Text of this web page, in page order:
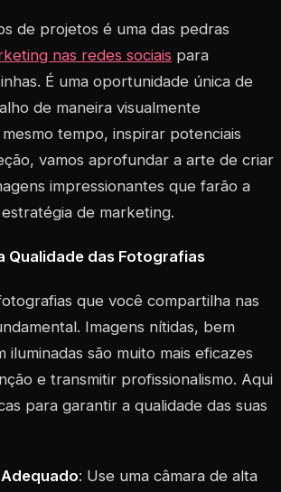
de projetos é uma das pedras
nas redes sociais para
É uma oportunidade única de
de maneira visualmente
tempo, inspirar potenciais
vamos aprofundar a arte de criar
impressionantes que farão a
de marketing.
Qualidade das Fotografias
que você compartilha nas
Imagens nítidas, bem
iluminadas são muito mais eficazes
e transmitir profissionalismo. Aqui
para garantir a qualidade das suas
: Use uma câmara de alta